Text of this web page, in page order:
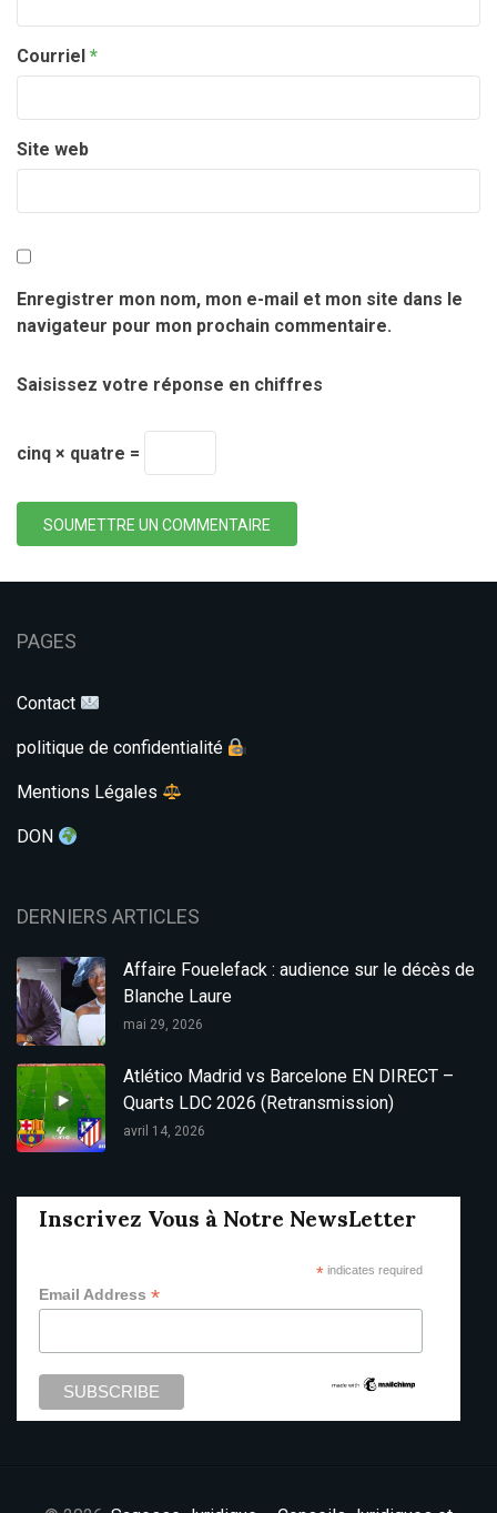
Courriel *
Site web
Enregistrer mon nom, mon e-mail et mon site dans le
navigateur pour mon prochain commentaire.
Saisissez votre réponse en chiffres
cinq × quatre =
SOUMETTRE UN COMMENTAIRE
PAGES
Contact
politique de confidentialité
Mentions Légales
DON
DERNIERS ARTICLES
Affaire Fouelefack : audience sur le décès de
Blanche Laure
mai 29, 2026
Atlético Madrid vs Barcelone EN DIRECT –
Quarts LDC 2026 (Retransmission)
avril 14, 2026
Inscrivez Vous à Notre NewsLetter
*indicates required
Email Address *